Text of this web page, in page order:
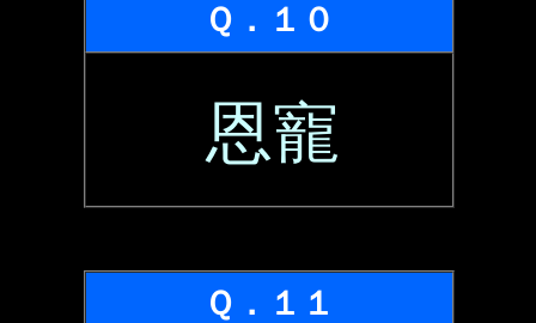
Ｑ．１０
恩寵
Ｑ．１１